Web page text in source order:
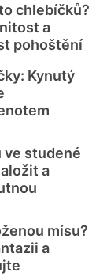
chlebíčků?
a
pohoštění
Kynutý
ve studené
a
mísu?
a